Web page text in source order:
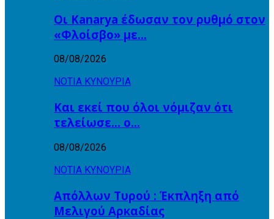
Οι Kanarya έδωσαν τον ρυθμό στον
«Φλοίσβο» με…
08/08/2026
ΝΟΤΙΑ ΚΥΝΟΥΡΙΑ
Και εκεί που όλοι νόμιζαν ότι
τελείωσε… ο…
08/08/2026
ΝΟΤΙΑ ΚΥΝΟΥΡΙΑ
Απόλλων Τυρού : Έκπληξη από
Μελιγού Αρκαδίας